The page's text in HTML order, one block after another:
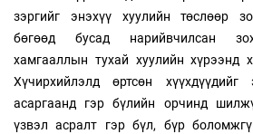
зэргийг энэхүү хуулийн төслөөр
бөгөөд бусад нарийвчилсан
хамгааллын тухай хуулийн хүрээнд
Хүчирхийлэлд өртсөн
асаргаанд гэр бүлийн орчинд
үзвэл асралт гэр бүл, бүр